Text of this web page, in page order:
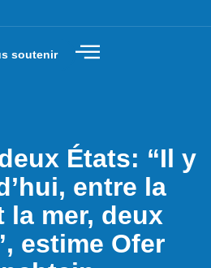
soutenir
États: “Il y
entre la
la mer, deux
estime Ofer